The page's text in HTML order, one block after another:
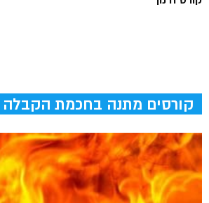
קורסים מתנה בחכמת הקבלה